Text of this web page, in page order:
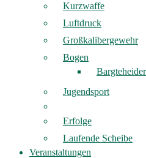
Kurzwaffe
Luftdruck
Großkalibergewehr
Bogen
Jugendsport
Erfolge
Laufende Scheibe
Veranstaltungen